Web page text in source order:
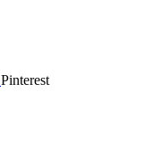
Pinterest